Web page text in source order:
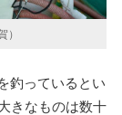
）
釣っているとい
きなものは数十